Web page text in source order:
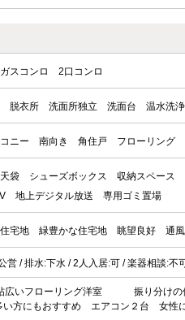
ガスコンロ 2口コンロ
脱衣所 洗面所独立 洗面台 温水洗
ニー 南向き 角住戸 フローリング
天袋 シューズボックス 収納スペース
地上デジタル放送 専用ゴミ置場
宅地 緑豊かな住宅地 眺望良好 通
営 / 排水:下水 / 2人入居:可 / 楽器相談:不
広いフローリング洋室 振り分けの
方にもおすすめ エアコン２台 女性